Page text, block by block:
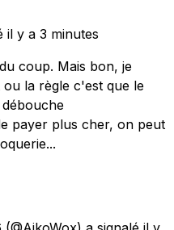
il y a 3 minutes
coup. Mais bon, je
la règle c'est que le
payer plus cher, on peut